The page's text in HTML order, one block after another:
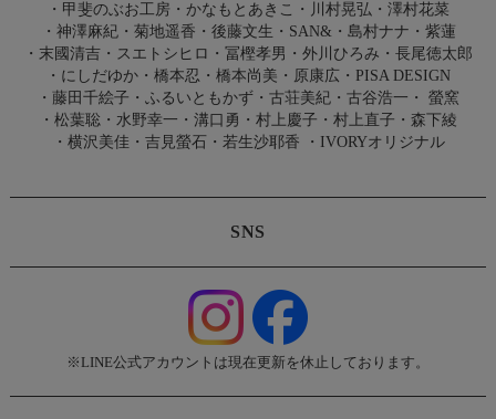
・ 甲斐のぶお工房 ・ かなもとあきこ ・ 川村晃弘 ・ 澤村花菜
・ 神澤麻紀・ 菊地遥香 ・ 後藤文生 ・ SAN& ・ 島村ナナ ・ 紫蓮
・ 末國清吉 ・ スエトシヒロ ・ 冨樫孝男 ・ 外川ひろみ ・ 長尾徳太郎
・ にしだゆか ・ 橋本忍 ・ 橋本尚美 ・ 原康広 ・ PISA DESIGN
・ 藤田千絵子 ・ ふるいともかず ・ 古荘美紀 ・ 古谷浩一 ・
螢窯
・ 松葉聡 ・ 水野幸一 ・ 溝口勇 ・ 村上慶子 ・ 村上直子 ・ 森下綾
・ 横沢美佳 ・ 吉見螢石・ 若生沙耶香 ・ IVORYオリジナル
SNS
※LINE公式アカウントは現在更新を休止しております。